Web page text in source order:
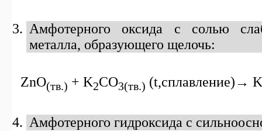
Амфотерного оксида с солью
металла, образующего щелочь:
ZnO(тв.) + K2CO3(тв.) (t,сплавление)→ K
Амфотерного гидроксида с